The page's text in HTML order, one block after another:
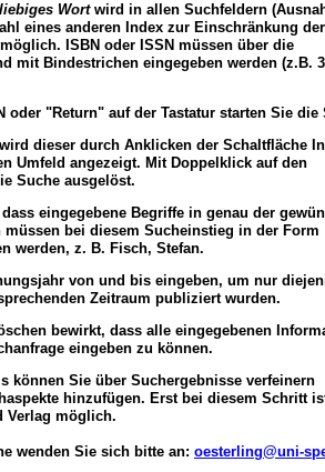
Wort wird in allen Suchfeldern
eines anderen Index zur Einschränkung
ISBN oder ISSN müssen über die
mit Bindestrichen eingegeben werden (z.B.
oder "Return" auf der Tastatur starten Sie die
dieser durch Anklicken der Schaltfläche
Umfeld angezeigt. Mit Doppelklick auf den
Suche ausgelöst.
eingegebene Begriffe in genau der
bei diesem Sucheinstieg in der Form
werden, z. B. Fisch, Stefan.
von und bis eingeben, um nur
Zeitraum publiziert wurden.
bewirkt, dass alle eingegebenen
eingeben zu können.
können Sie über Suchergebnisse verfeinern
hinzufügen. Erst bei diesem Schritt
Verlag möglich.
wenden Sie sich bitte an: oesterling@uni-